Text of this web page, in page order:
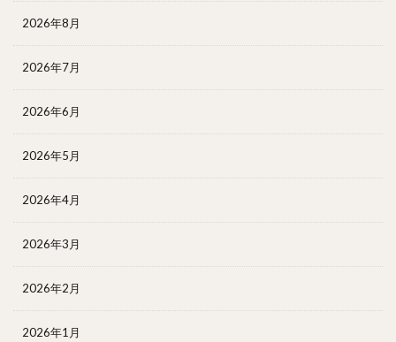
2026年8月
2026年7月
2026年6月
2026年5月
2026年4月
2026年3月
2026年2月
2026年1月